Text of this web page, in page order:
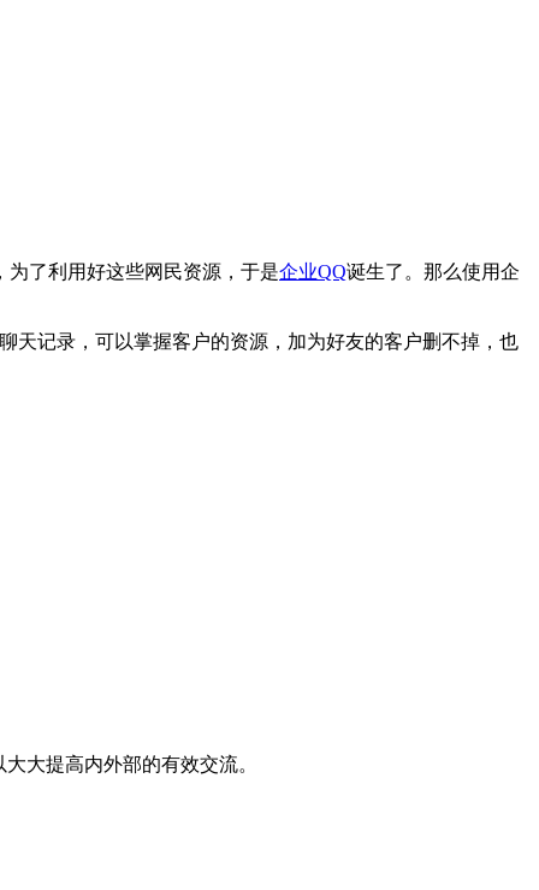
了利用好这些网民资源，于是企业QQ诞生了。那么使用企
记录，可以掌握客户的资源，加为好友的客户删不掉，也
大提高内外部的有效交流。